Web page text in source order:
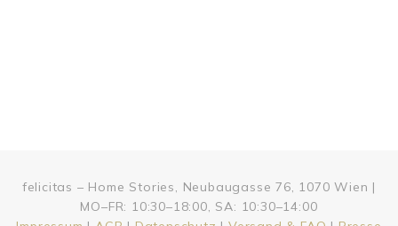
felicitas – Home Stories, Neubaugasse 76, 1070 Wien |
MO–FR: 10:30–18:00, SA: 10:30–14:00